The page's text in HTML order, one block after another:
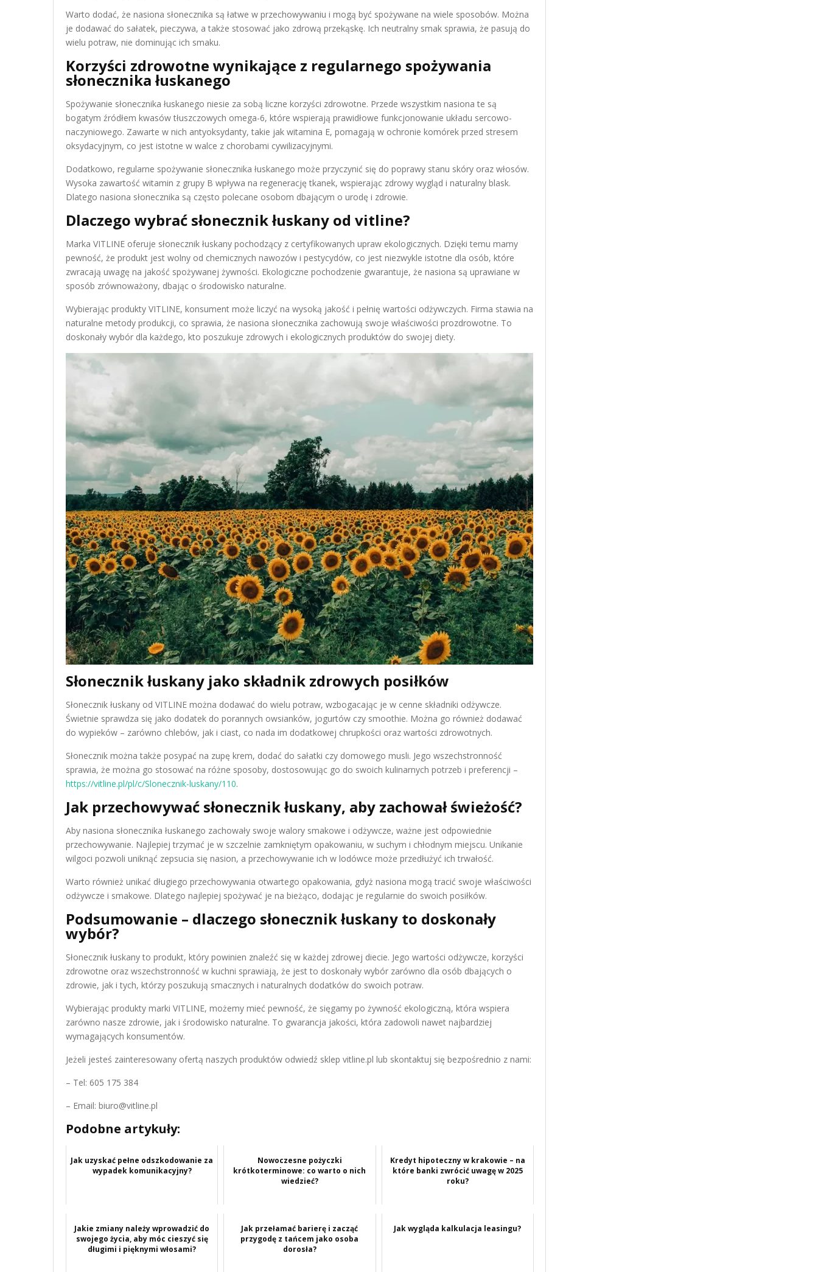
Warto dodać, że nasiona słonecznika są łatwe w przechowywaniu i mogą być spożywane na wiele sposobów. Można
je dodawać do sałatek, pieczywa, a także stosować jako zdrową przekąskę. Ich neutralny smak sprawia, że pasują do
wielu potraw, nie dominując ich smaku.
Korzyści zdrowotne wynikające z regularnego spożywania
słonecznika łuskanego
Spożywanie słonecznika łuskanego niesie za sobą liczne korzyści zdrowotne. Przede wszystkim nasiona te są
bogatym źródłem kwasów tłuszczowych omega-6, które wspierają prawidłowe funkcjonowanie układu sercowo-
naczyniowego. Zawarte w nich antyoksydanty, takie jak witamina E, pomagają w ochronie komórek przed stresem
oksydacyjnym, co jest istotne w walce z chorobami cywilizacyjnymi.
Dodatkowo, regularne spożywanie słonecznika łuskanego może przyczynić się do poprawy stanu skóry oraz włosów.
Wysoka zawartość witamin z grupy B wpływa na regenerację tkanek, wspierając zdrowy wygląd i naturalny blask.
Dlatego nasiona słonecznika są często polecane osobom dbającym o urodę i zdrowie.
Dlaczego wybrać słonecznik łuskany od vitline?
Marka VITLINE oferuje słonecznik łuskany pochodzący z certyfikowanych upraw ekologicznych. Dzięki temu mamy
pewność, że produkt jest wolny od chemicznych nawozów i pestycydów, co jest niezwykle istotne dla osób, które
zwracają uwagę na jakość spożywanej żywności. Ekologiczne pochodzenie gwarantuje, że nasiona są uprawiane w
sposób zrównoważony, dbając o środowisko naturalne.
Wybierając produkty VITLINE, konsument może liczyć na wysoką jakość i pełnię wartości odżywczych. Firma stawia na
naturalne metody produkcji, co sprawia, że nasiona słonecznika zachowują swoje właściwości prozdrowotne. To
doskonały wybór dla każdego, kto poszukuje zdrowych i ekologicznych produktów do swojej diety.
Słonecznik łuskany jako składnik zdrowych posiłków
Słonecznik łuskany od VITLINE można dodawać do wielu potraw, wzbogacając je w cenne składniki odżywcze.
Świetnie sprawdza się jako dodatek do porannych owsianków, jogurtów czy smoothie. Można go również dodawać
do wypieków – zarówno chlebów, jak i ciast, co nada im dodatkowej chrupkości oraz wartości zdrowotnych.
Słonecznik można także posypać na zupę krem, dodać do sałatki czy domowego musli. Jego wszechstronność
sprawia, że można go stosować na różne sposoby, dostosowując go do swoich kulinarnych potrzeb i preferencji –
https://vitline.pl/pl/c/Slonecznik-luskany/110.
Jak przechowywać słonecznik łuskany, aby zachował świeżość?
Aby nasiona słonecznika łuskanego zachowały swoje walory smakowe i odżywcze, ważne jest odpowiednie
przechowywanie. Najlepiej trzymać je w szczelnie zamkniętym opakowaniu, w suchym i chłodnym miejscu. Unikanie
wilgoci pozwoli uniknąć zepsucia się nasion, a przechowywanie ich w lodówce może przedłużyć ich trwałość.
Warto również unikać długiego przechowywania otwartego opakowania, gdyż nasiona mogą tracić swoje właściwości
odżywcze i smakowe. Dlatego najlepiej spożywać je na bieżąco, dodając je regularnie do swoich posiłków.
Podsumowanie – dlaczego słonecznik łuskany to doskonały
wybór?
Słonecznik łuskany to produkt, który powinien znaleźć się w każdej zdrowej diecie. Jego wartości odżywcze, korzyści
zdrowotne oraz wszechstronność w kuchni sprawiają, że jest to doskonały wybór zarówno dla osób dbających o
zdrowie, jak i tych, którzy poszukują smacznych i naturalnych dodatków do swoich potraw.
Wybierając produkty marki VITLINE, możemy mieć pewność, że sięgamy po żywność ekologiczną, która wspiera
zarówno nasze zdrowie, jak i środowisko naturalne. To gwarancja jakości, która zadowoli nawet najbardziej
wymagających konsumentów.
Jeżeli jesteś zainteresowany ofertą naszych produktów odwiedź sklep vitline.pl lub skontaktuj się bezpośrednio z nami:
– Tel: 605 175 384
– Email: biuro@vitline.pl
Podobne artykuły:
Jak uzyskać pełne odszkodowanie za
wypadek komunikacyjny?
Nowoczesne pożyczki
krótkoterminowe: co warto o nich
wiedzieć?
Kredyt hipoteczny w krakowie – na
które banki zwrócić uwagę w 2025
roku?
Jakie zmiany należy wprowadzić do
swojego życia, aby móc cieszyć się
długimi i pięknymi włosami?
Jak przełamać barierę i zacząć
przygodę z tańcem jako osoba
dorosła?
Jak wygląda kalkulacja leasingu?